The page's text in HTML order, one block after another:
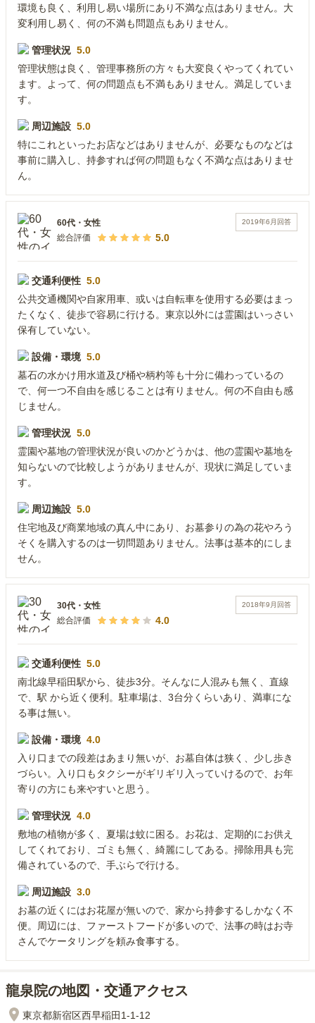
環境も良く、利用し易い場所にあり不満な点はありません。大
変利用し易く、何の不満も問題点もありません。
管理状況 5.0
管理状態は良く、管理事務所の方々も大変良くやってくれてい
ます。よって、何の問題点も不満もありません。満足していま
す。
周辺施設 5.0
特にこれといったお店などはありませんが、必要なものなどは
事前に購入し、持参すれば何の問題もなく不満な点はありませ
ん。
2019年6月 回答
60代 ・ 女性
総合評価
5.0
交通利便性 5.0
公共交通機関や自家用車、或いは自転車を使用する必要はまっ
たくなく、徒歩で容易に行ける。東京以外には霊園はいっさい
保有していない。
設備・環境 5.0
墓石の水かけ用水道及び桶や柄杓等も十分に備わっているの
で、何一つ不自由を感じることは有りません。何の不自由も感
じません。
管理状況 5.0
霊園や墓地の管理状況が良いのかどうかは、他の霊園や墓地を
知らないので比較しようがありませんが、現状に満足していま
す。
周辺施設 5.0
住宅地及び商業地域の真ん中にあり、お墓参りの為の花やろう
そくを購入するのは一切問題ありません。法事は基本的にしま
せん。
2018年9月 回答
30代 ・ 女性
総合評価
4.0
交通利便性 5.0
南北線早稲田駅から、徒歩3分。そんなに人混みも無く、直線
で、駅 から近く便利。駐車場は、3台分くらいあり、満車にな
る事は無い。
設備・環境 4.0
入り口までの段差はあまり無いが、お墓自体は狭く、少し歩き
づらい。入り口もタクシーがギリギリ入っていけるので、お年
寄りの方にも来やすいと思う。
管理状況 4.0
敷地の植物が多く、夏場は蚊に困る。お花は、定期的にお供え
してくれており、ゴミも無く、綺麗にしてある。掃除用具も完
備されているので、手ぶらで行ける。
周辺施設 3.0
お墓の近くにはお花屋が無いので、家から持参するしかなく不
便。周辺には、ファーストフードが多いので、法事の時はお寺
さんでケータリングを頼み食事する。
龍泉院の地図・交通アクセス
東京都新宿区西早稲田1-1-12